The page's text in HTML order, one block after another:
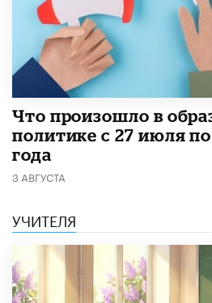
​Что произошло в
политике с 27 июля по
года
3 АВГУСТА
УЧИТЕЛЯ